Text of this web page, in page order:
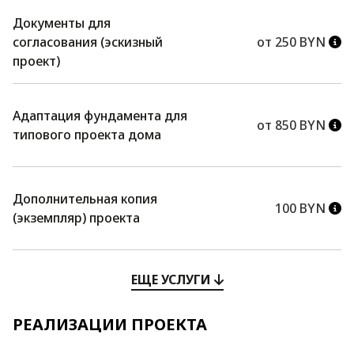
Документы для
согласования (эскизный
проект)
от 250 BYN
Адаптация фундамента для
типового проекта дома
от 850 BYN
Дополнительная копия
(экземпляр) проекта
100 BYN
ЕЩЕ УСЛУГИ
РЕАЛИЗАЦИИ ПРОЕКТА